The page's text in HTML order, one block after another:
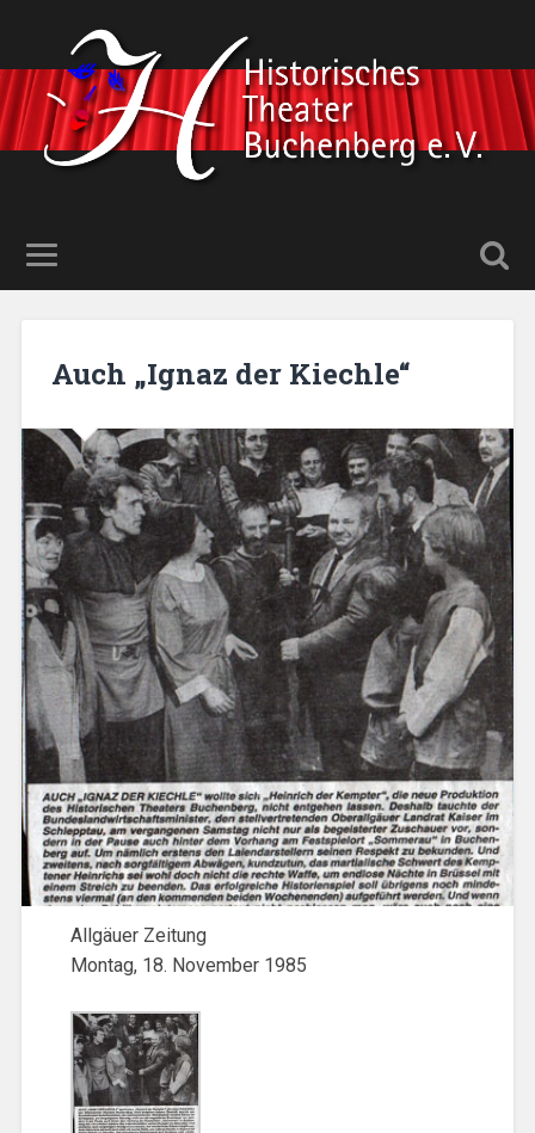
Auch „Ignaz der Kiechle“
Allgäuer Zeitung
Montag, 18. November 1985